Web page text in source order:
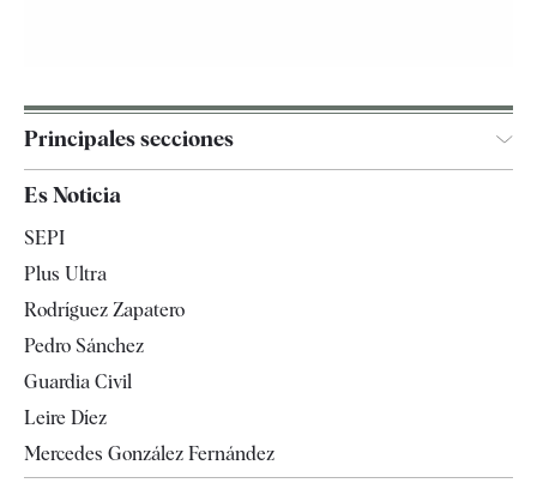
Principales secciones
España
Televisión
Es Noticia
SEPI
Plus Ultra
Rodríguez Zapatero
Pedro Sánchez
Guardia Civil
Leire Díez
Mercedes González Fernández